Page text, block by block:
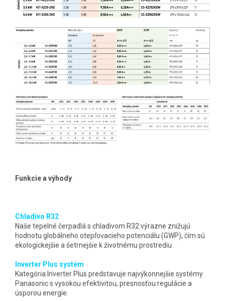
Funkcie a výhody
Chladivo R32
Naše tepelné čerpadlá s chladivom R32 výrazne znižujú
hodnotu globálneho otepľovacieho potenciálu (GWP), čím sú
ekologickejšie a šetrnejšie k životnému prostrediu.
Inverter Plus systém
Kategória Inverter Plus predstavuje najvýkonnejšie systémy
Panasonic s vysokou efektivitou, presnosťou regulácie a
úsporou energie.